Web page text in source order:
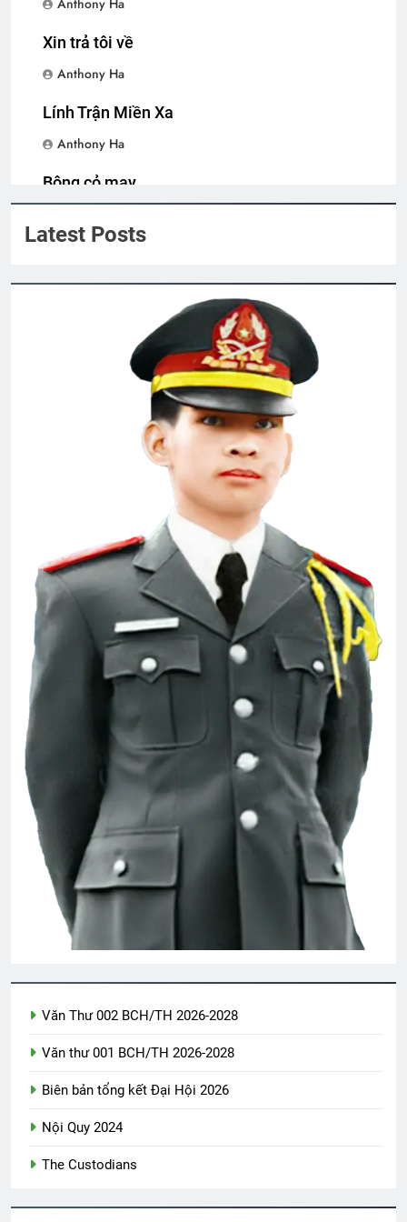
3 Years Ago
ĐỪNG TIẾC NỮA EM
3 Years Ago
CTBCTY Tập III chương 29
3 Years Ago
Vẫy tay ngậm ngùi
2 Years Ago
Nếu ai có hỏi
2 Years Ago
Thăm chị QP Nguyễn Chánh Dật K18
2 Years Ago
Thăm NT Phạm Dương Đạt K17
2 Years Ago
3 Years Ago
Điệp Khúc Mùa Xuân
MUA GÁI (Bạch Cư Dị)
3 Years Ago
CSVSQ Nguyễn Văn Quý K19
GẶP GỠ LÀM CHI
3 Years Ago
Harmon)
Anthony Ha
Xin trả tôi về
Anthony Ha
Lính Trận Miền Xa
Anthony Ha
Bông cỏ may
Latest Posts
Văn Thư 002 BCH/TH 2026-2028
Văn thư 001 BCH/TH 2026-2028
Biên bản tổng kết Đại Hội 2026
Nội Quy 2024
The Custodians